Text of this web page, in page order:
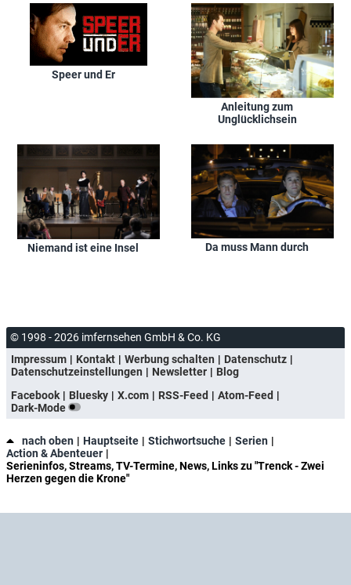
Speer und Er
Anleitung zum
Unglücklichsein
Niemand ist eine Insel Da muss Mann durch
© 1998 - 2026 imfernsehen GmbH & Co. KG
Impressum
Kontakt Werbung schalten
Datenschutz
Datenschutzeinstellungen
Newsletter
Blog
Facebook
Bluesky X.com RSS-Feed
Atom-Feed
Dark-Mode
nach oben Hauptseite Stichwortsuche
Serien
Action & Abenteuer
Serieninfos, Streams, TV-Termine, News, Links zu "Trenck - Zwei
Herzen gegen die Krone"